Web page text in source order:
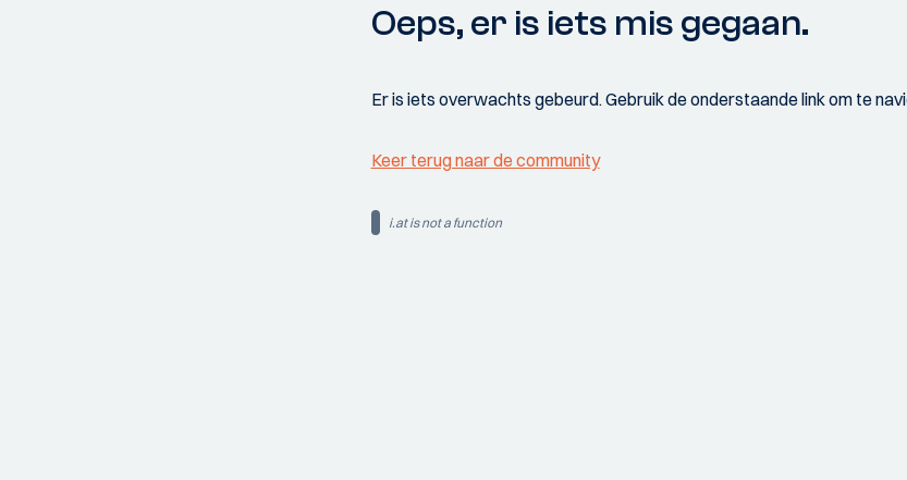
Oeps, er is iets mis gegaan.
Er is iets overwachts gebeurd. Gebruik de onderstaande link om te
Keer terug naar de community
i.at is not a function